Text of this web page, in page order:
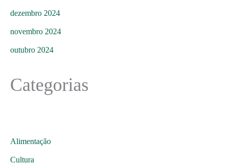
dezembro 2024
novembro 2024
outubro 2024
Categorias
Alimentação
Cultura